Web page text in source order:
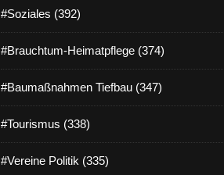
#Soziales (392)
#Brauchtum-Heimatpflege (374)
#Baumaßnahmen Tiefbau (347)
#Tourismus (338)
#Vereine Politik (335)